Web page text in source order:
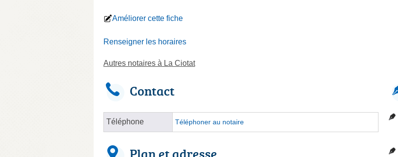
Améliorer cette fiche
Renseigner les horaires
Autres notaires à La Ciotat
Contact
Téléphone Téléphoner au notaire
Plan et adresse